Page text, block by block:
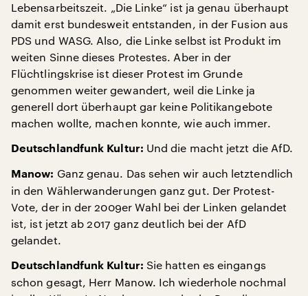
Lebensarbeitszeit. „Die Linke“ ist ja genau überhaupt
damit erst bundesweit entstanden, in der Fusion aus
PDS und WASG. Also, die Linke selbst ist Produkt im
weiten Sinne dieses Protestes. Aber in der
Flüchtlingskrise ist dieser Protest im Grunde
genommen weiter gewandert, weil die Linke ja
generell dort überhaupt gar keine Politikangebote
machen wollte, machen konnte, wie auch immer.
Deutschlandfunk Kultur: Und die macht jetzt die AfD.
Manow: Ganz genau. Das sehen wir auch letztendlich
in den Wählerwanderungen ganz gut. Der Protest-
Vote, der in der 2009er Wahl bei der Linken gelandet
ist, ist jetzt ab 2017 ganz deutlich bei der AfD
gelandet.
Deutschlandfunk Kultur: Sie hatten es eingangs
schon gesagt, Herr Manow. Ich wiederhole nochmal